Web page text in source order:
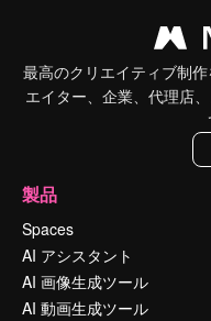
最高のクリエイティブ制
エイター、企業、代理店
製品
Spaces
AI アシスタント
AI 画像生成ツール
AI 動画生成ツール